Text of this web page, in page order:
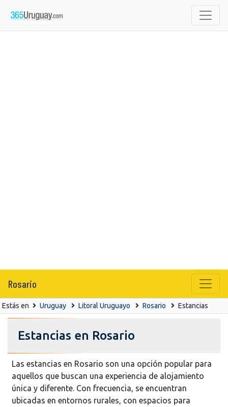
Rosario
Estás en Uruguay Litoral Uruguayo Rosario Estancias
Estancias en Rosario
Las estancias en Rosario son una opción popular para
aquellos que buscan una experiencia de alojamiento
única y diferente. Con frecuencia, se encuentran
ubicadas en entornos rurales, con espacios para